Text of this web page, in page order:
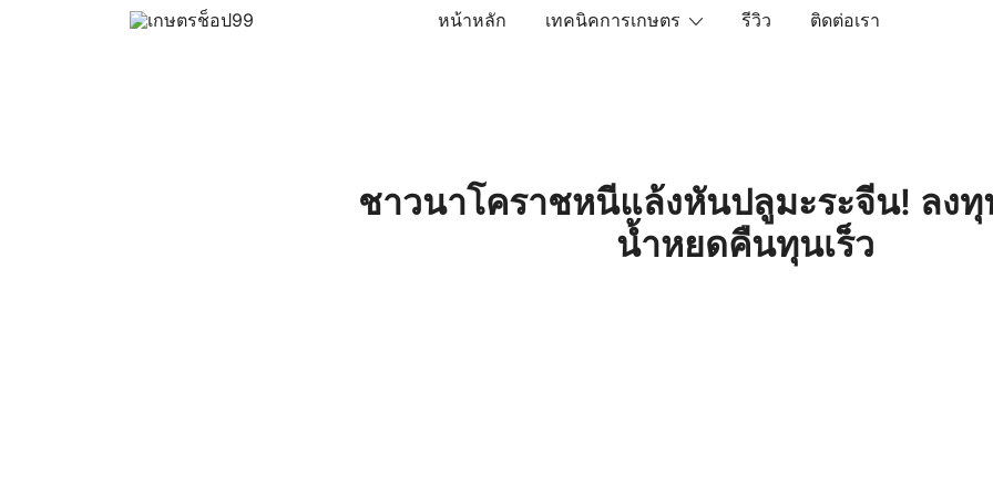
หน้าหลัก เทคนิคการเกษตร รีวิว ติดต่อเรา
ชาวนาโคราชหนีแล้งหันปลูมะระจีน! ลง
น้ำหยดคืนทุนเร็ว